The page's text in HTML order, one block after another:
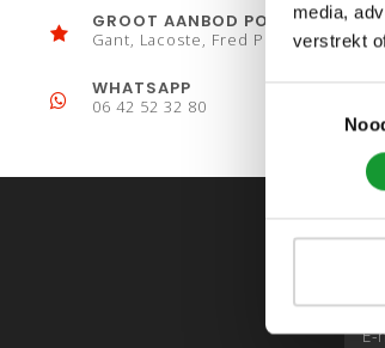
media,
verstrekt
GROOT AANBOD POLO´S
Gant, Lacoste, Fred Perry
WHATSAPP
06 42 52 32 80